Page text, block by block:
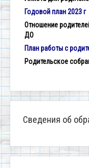
Годовой план 2023 г
Отношение
ДО
План работы с
Родительское
Сведения об